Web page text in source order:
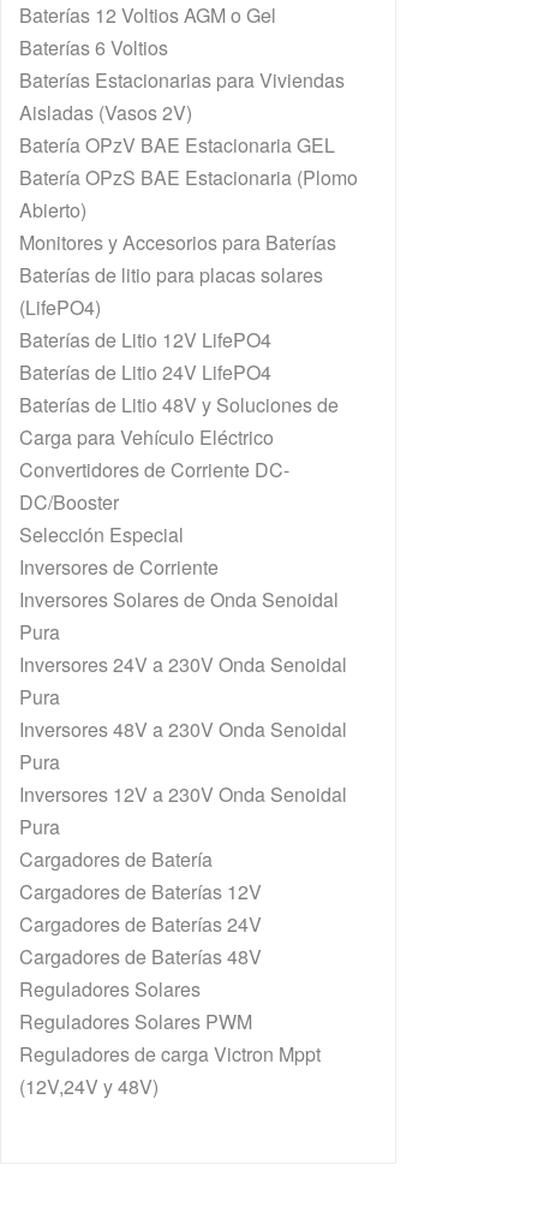
Baterías 12 Voltios AGM o Gel
Baterías 6 Voltios
Baterías Estacionarias para Viviendas
Aisladas (Vasos 2V)
Batería OPzV BAE Estacionaria GEL
Batería OPzS BAE Estacionaria (Plomo
Abierto)
Monitores y Accesorios para Baterías
Baterías de litio para placas solares
(LifePO4)
Baterías de Litio 12V LifePO4
Baterías de Litio 24V LifePO4
Baterías de Litio 48V y Soluciones de
Carga para Vehículo Eléctrico
Convertidores de Corriente DC-
DC/Booster
Selección Especial
Inversores de Corriente
Inversores Solares de Onda Senoidal
Pura
Inversores 24V a 230V Onda Senoidal
Pura
Inversores 48V a 230V Onda Senoidal
Pura
Inversores 12V a 230V Onda Senoidal
Pura
Cargadores de Batería
Cargadores de Baterías 12V
Cargadores de Baterías 24V
Cargadores de Baterías 48V
Reguladores Solares
Reguladores Solares PWM
Reguladores de carga Victron Mppt
(12V,24V y 48V)